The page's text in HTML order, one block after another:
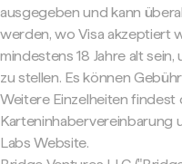
ausgegeben und kann
werden, wo Visa akzeptiert
mindestens 18 Jahre alt sein,
zu stellen. Es können
Weitere Einzelheiten findest
Karteninhabervereinbarung
Labs Website.